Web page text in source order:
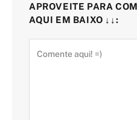
APROVEITE PARA
AQUI EM BAIXO ↓↓: